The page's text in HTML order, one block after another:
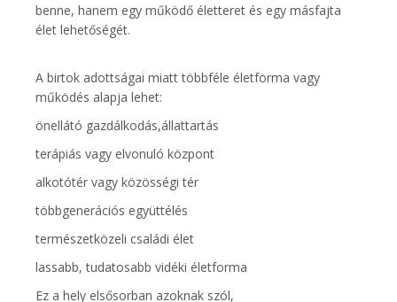
benne, hanem egy működő életteret és egy másfajta
élet lehetőségét.
A birtok adottságai miatt többféle életforma vagy
működés alapja lehet:
önellátó gazdálkodás,állattartás
terápiás vagy elvonuló központ
alkotótér vagy közösségi tér
többgenerációs együttélés
természetközeli családi élet
lassabb, tudatosabb vidéki életforma
Ez a hely elsősorban azoknak szól,